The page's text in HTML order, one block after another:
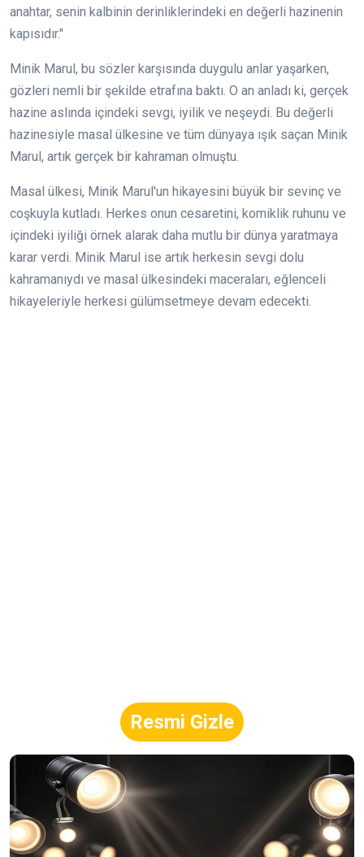
anahtar, senin kalbinin derinliklerindeki en değerli hazinenin
kapısıdır."
Minik Marul, bu sözler karşısında duygulu anlar yaşarken,
gözleri nemli bir şekilde etrafına baktı. O an anladı ki, gerçek
hazine aslında içindeki sevgi, iyilik ve neşeydi. Bu değerli
hazinesiyle masal ülkesine ve tüm dünyaya ışık saçan Minik
Marul, artık gerçek bir kahraman olmuştu.
Masal ülkesi, Minik Marul'un hikayesini büyük bir sevinç ve
coşkuyla kutladı. Herkes onun cesaretini, komiklik ruhunu ve
içindeki iyiliği örnek alarak daha mutlu bir dünya yaratmaya
karar verdi. Minik Marul ise artık herkesin sevgi dolu
kahramanıydı ve masal ülkesindeki maceraları, eğlenceli
hikayeleriyle herkesi gülümsetmeye devam edecekti.
Resmi Gizle